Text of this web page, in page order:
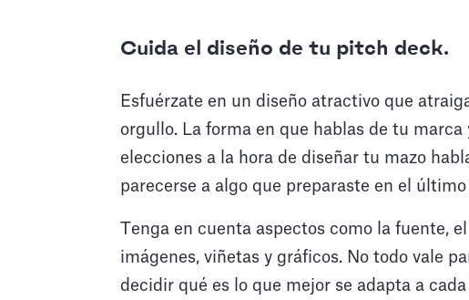
Cuida el diseño de tu pitch deck.
Esfuérzate en un diseño atractivo que
orgullo. La forma en que hablas de tu
elecciones a la hora de diseñar tu mazo
parecerse a algo que preparaste en el
Tenga en cuenta aspectos como la fuente,
imágenes, viñetas y gráficos. No todo vale
decidir qué es lo que mejor se adapta a